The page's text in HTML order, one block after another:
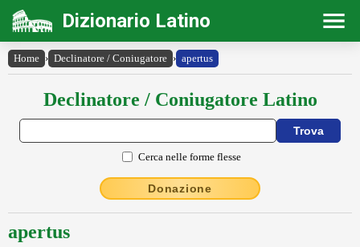
Dizionario Latino
Home › Declinatore / Coniugatore › apertus
Declinatore / Coniugatore Latino
Cerca nelle forme flesse
Donazione
apertus